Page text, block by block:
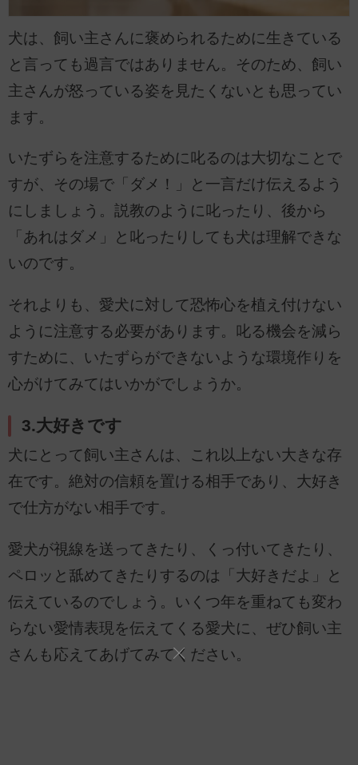
犬は、飼い主さんに褒められるために生きている
と言っても過言ではありません。そのため、飼い
主さんが怒っている姿を見たくないとも思ってい
ます。
いたずらを注意するために叱るのは大切なことで
すが、その場で「ダメ！」と一言だけ伝えるよう
にしましょう。説教のように叱ったり、後から
「あれはダメ」と叱ったりしても犬は理解できな
いのです。
それよりも、愛犬に対して恐怖心を植え付けない
ように注意する必要があります。叱る機会を減ら
すために、いたずらができないような環境作りを
心がけてみてはいかがでしょうか。
3.大好きです
犬にとって飼い主さんは、これ以上ない大きな存
在です。絶対の信頼を置ける相手であり、大好き
で仕方がない相手です。
愛犬が視線を送ってきたり、くっ付いてきたり、
ペロッと舐めてきたりするのは「大好きだよ」と
伝えているのでしょう。いくつ年を重ねても変わ
らない愛情表現を伝えてくる愛犬に、ぜひ飼い主
さんも応えてあげてみてください。